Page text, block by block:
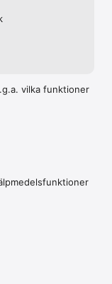
vilka funktioner